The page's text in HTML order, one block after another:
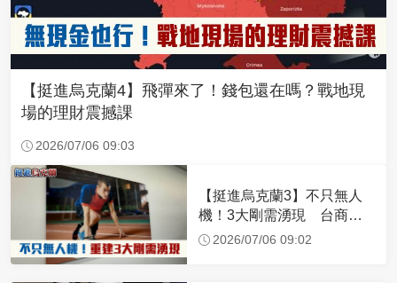
【挺進烏克蘭4】飛彈來了！錢包還在嗎？戰地現
場的理財震撼課
2026/07/06 09:03
【挺進烏克蘭3】不只無人
機！3大剛需湧現 台商深
化布局插旗東歐
2026/07/06 09:02